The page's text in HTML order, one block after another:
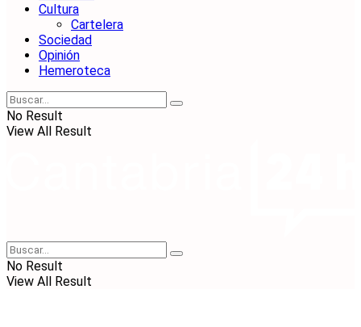
Cultura
Cartelera
Sociedad
Opinión
Hemeroteca
No Result
View All Result
No Result
View All Result